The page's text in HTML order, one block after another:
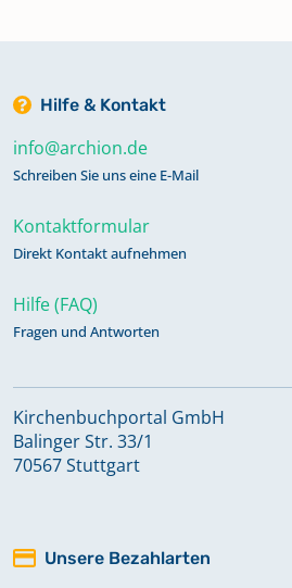
Hilfe & Kontakt
info@archion.de
Schreiben Sie uns eine E-Mail
Kontaktformular
Direkt Kontakt aufnehmen
Hilfe (FAQ)
Fragen und Antworten
Kirchenbuchportal GmbH
Balinger Str. 33/1
70567 Stuttgart
Unsere Bezahlarten